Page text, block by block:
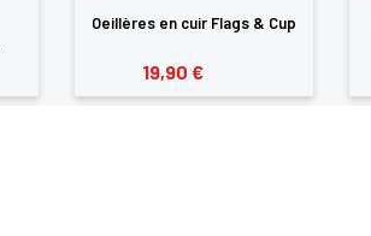
Oeillères en cuir Flags & Cup
19,90 €